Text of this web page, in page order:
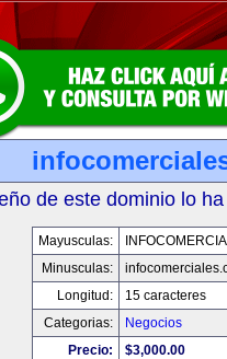
de este dominio lo
Mayusculas:
Minusculas:
Longitud:
15 caracteres
Categorias:
Negocios
Precio:
$3,000.00